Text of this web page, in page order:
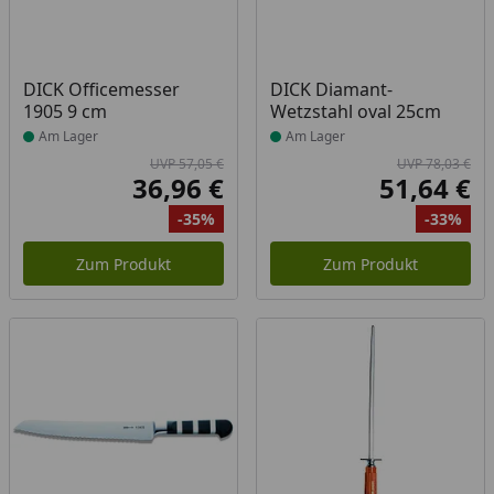
DICK Officemesser
1905 9 cm
Produkt am Lager
Am Lager
Ursprünglicher Preis
UVP 57,05 €
Aktueller Preis
36,96 €
Rabatt
-35%
Zum Produkt
DICK Diamant-
Wetzstahl oval 25cm
Produkt am Lager
Am Lager
UVP 78,03 €
51,64 €
-33%
Zum Produkt